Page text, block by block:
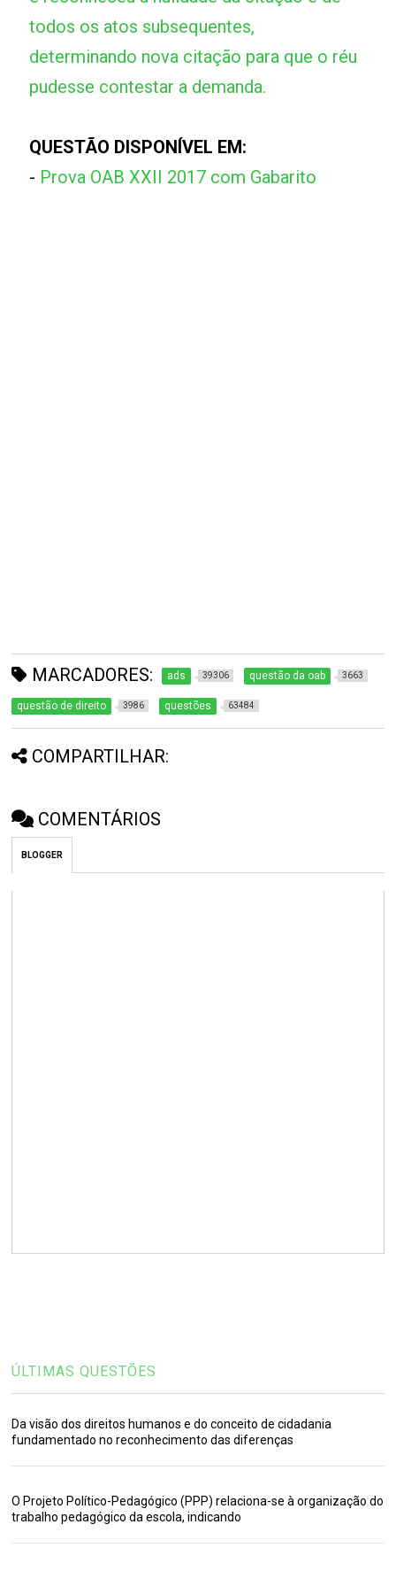
todos os atos subsequentes,
determinando nova citação para que o réu
pudesse contestar a demanda.
QUESTÃO DISPONÍVEL EM:
- Prova OAB XXII 2017 com Gabarito
MARCADORES: ads 39306 questão da oab 3663
questão de direito 3986 questões 63484
COMPARTILHAR:
COMENTÁRIOS
BLOGGER
ÚLTIMAS QUESTÕES
Da visão dos direitos humanos e do conceito de cidadania
fundamentado no reconhecimento das diferenças
O Projeto Político-Pedagógico (PPP) relaciona-se à organização do
trabalho pedagógico da escola, indicando